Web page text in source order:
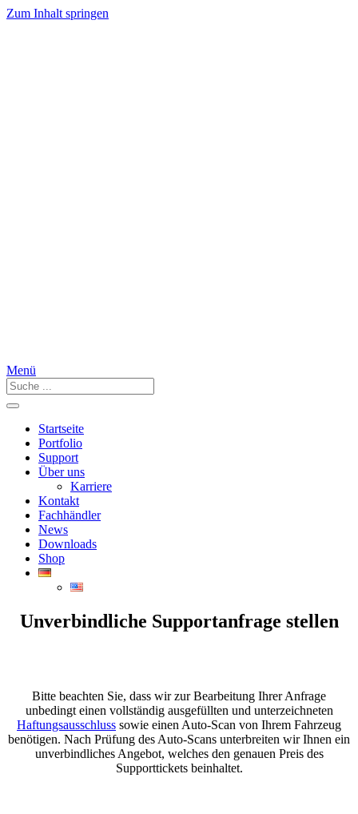
Zum Inhalt springen
Menü
Startseite
Portfolio
Support
Über uns
Karriere
Kontakt
Fachhändler
News
Downloads
Shop
Unverbindliche Supportanfrage stellen
Bitte beachten Sie, dass wir zur Bearbeitung Ihrer Anfrage
unbedingt einen vollständig ausgefüllten und unterzeichneten
Haftungsausschluss sowie einen Auto-Scan von Ihrem Fahrzeug
benötigen. Nach Prüfung des Auto-Scans unterbreiten wir Ihnen ein
unverbindliches Angebot, welches den genauen Preis des
Supporttickets beinhaltet.